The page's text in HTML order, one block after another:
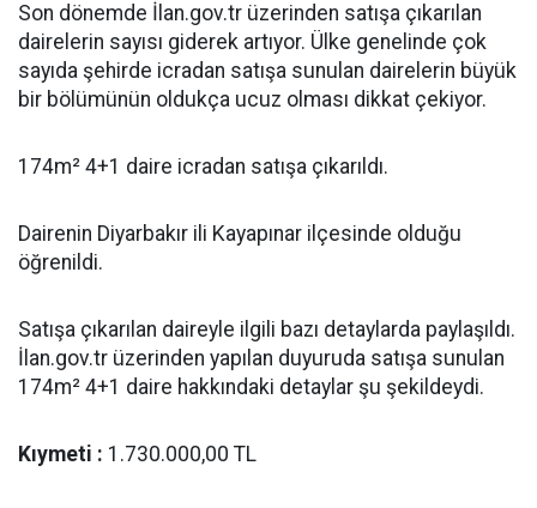
Son dönemde İlan.gov.tr üzerinden satışa çıkarılan
dairelerin sayısı giderek artıyor. Ülke genelinde çok
sayıda şehirde icradan satışa sunulan dairelerin büyük
bir bölümünün oldukça ucuz olması dikkat çekiyor.
174m² 4+1 daire icradan satışa çıkarıldı.
Dairenin Diyarbakır ili Kayapınar ilçesinde olduğu
öğrenildi.
Satışa çıkarılan daireyle ilgili bazı detaylarda paylaşıldı.
İlan.gov.tr üzerinden yapılan duyuruda satışa sunulan
174m² 4+1 daire hakkındaki detaylar şu şekildeydi.
Kıymeti : 1.730.000,00 TL